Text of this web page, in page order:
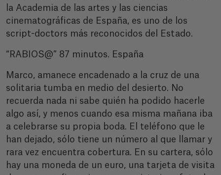
la Academia de las artes y las ciencias
cinematográficas de España, es uno de los
script-doctors más reconocidos del Estado.
“RABIOS@” 87 minutos. España
Marco, amanece encadenado a la cruz de una
solitaria tumba en medio del desierto. No
recuerda nada ni sabe quién ha podido hacerle
algo así, y menos cuando esa misma mañana iba
a celebrarse su propia boda. El teléfono que le
han dejado, sólo tiene un número al que llamar y
rara vez encuentra cobertura. En su cartera, sólo
hay una moneda de un euro, una tarjeta de visita